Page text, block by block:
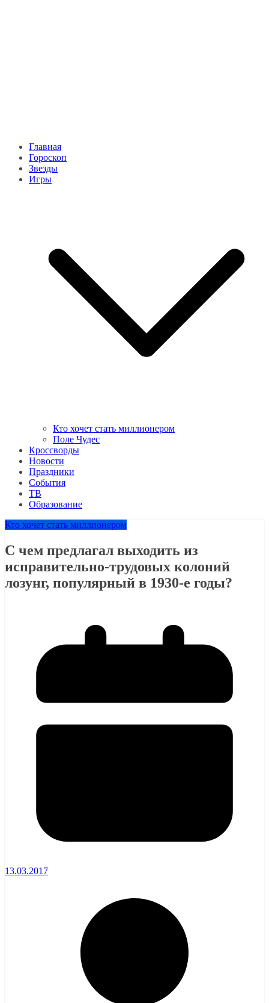
Главная
Гороскоп
Звезды
Игры
Кто хочет стать миллионером
Поле Чудес
Кроссворды
Новости
Праздники
События
ТВ
Образование
Кто хочет стать миллионером
С чем предлагал выходить из
исправительно-трудовых колоний
лозунг, популярный в 1930-е годы?
13.03.2017